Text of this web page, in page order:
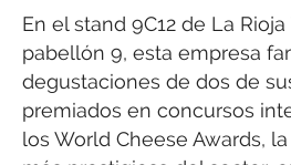
En el stand 9C12 de La
pabellón 9, esta empresa
degustaciones de dos de
premiados en concursos
los World Cheese Awards,